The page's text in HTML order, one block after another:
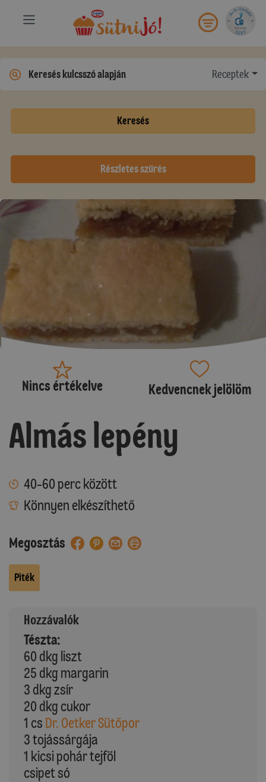
Receptek
Keresés
Részletes szűrés
Nincs értékelve Kedvencnek jelölöm
Almás lepény
40-60 perc között
Könnyen elkészíthető
Megosztás
Piték
Hozzávalók
Tészta:
60 dkg liszt
25 dkg margarin
3 dkg zsír
20 dkg cukor
1 cs Dr. Oetker Sütőpor
3 tojássárgája
1 kicsi pohár tejföl
csipet só